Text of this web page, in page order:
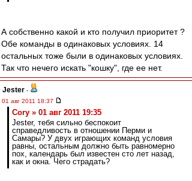
А собственно какой и кто получил приоритет ?
Обе команды в одинаковых условиях. 14
остальных тоже были в одинаковых условиях.
Так что нечего искать "кошку", где ее нет.
Jester -
01 авг 2011 18:37
Cory » 01 авг 2011 19:35
Jester, тебя сильно беспокоит
справедливость в отношении Перми и
Самары? У двух играющих команд условия
равны, остальным должно быть равномерно
пох, календарь был известен сто лет назад,
как и окна. Чего страдать?